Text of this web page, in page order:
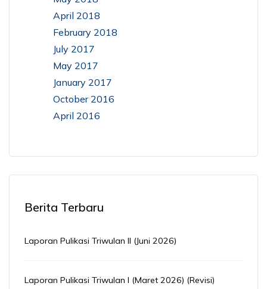
April 2018
February 2018
July 2017
May 2017
January 2017
October 2016
April 2016
Berita Terbaru
Laporan Pulikasi Triwulan II (Juni 2026)
Laporan Pulikasi Triwulan I (Maret 2026) (Revisi)